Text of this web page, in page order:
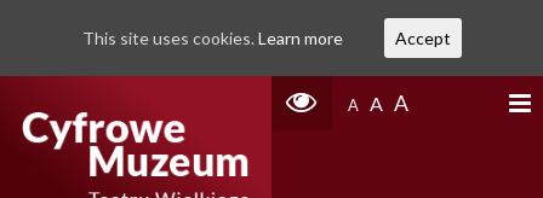
A A A
This site uses cookies. Learn more Accept